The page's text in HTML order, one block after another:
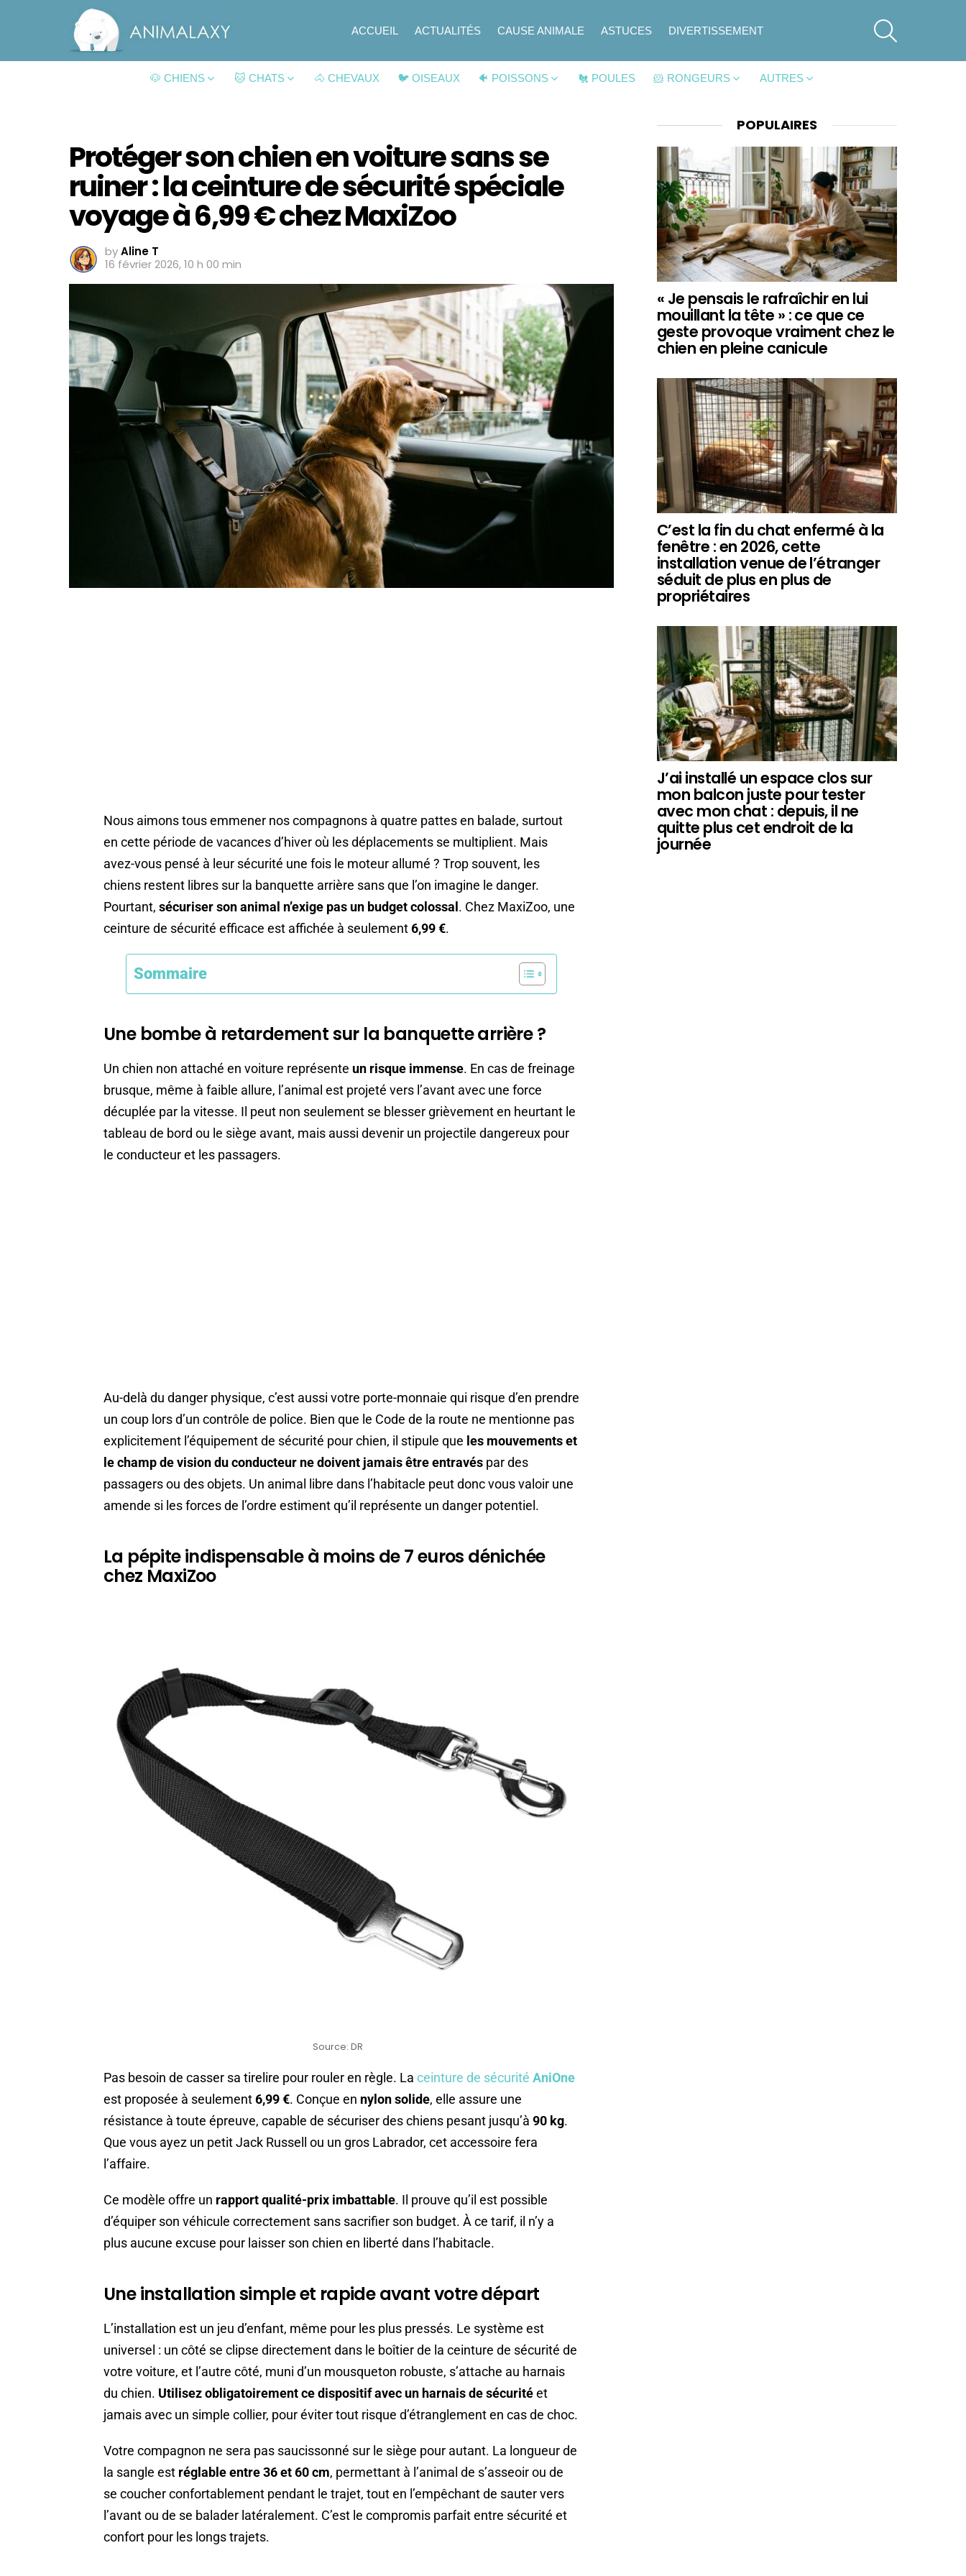
ACCUEIL ACTUALITÉS CAUSE ANIMALE ASTUCES DIVERTISSEMENT
🐶 CHIENS 🐱 CHATS 🐴 CHEVAUX 🐦 OISEAUX 🐠 POISSONS 🐔 POULES 🐹 RONGEURS AUTRES
Protéger son chien en voiture sans se
ruiner : la ceinture de sécurité spéciale
voyage à 6,99 € chez MaxiZoo
byAline T
16 février 2026, 10 h 00 min
Nous aimons tous emmener nos compagnons à quatre pattes en balade, surtout
en cette période de vacances d’hiver où les déplacements se multiplient. Mais
avez-vous pensé à leur sécurité une fois le moteur allumé ? Trop souvent, les
chiens restent libres sur la banquette arrière sans que l’on imagine le danger.
Pourtant, sécuriser son animal n’exige pas un budget colossal . Chez MaxiZoo, une
ceinture de sécurité efficace est affichée à seulement6,99 €.
Sommaire
Une bombe à retardement sur la banquette arrière ?
Un chien non attaché en voiture représente un risque immense. En cas de freinage
brusque, même à faible allure, l’animal est projeté vers l’avant avec une force
décuplée par la vitesse. Il peut non seulement se blesser grièvement en heurtant le
tableau de bord ou le siège avant, mais aussi devenir un projectile dangereux pour
le conducteur et les passagers.
Au-delà du danger physique, c’est aussi votre porte-monnaie qui risque d’en prendre
un coup lors d’un contrôle de police. Bien que le Code de la route ne mentionne pas
explicitement l’équipement de sécurité pour chien, il stipule que les mouvements et
le champ de vision du conducteur ne doivent jamais être entravés par des
passagers ou des objets. Un animal libre dans l’habitacle peut donc vous valoir une
amende si les forces de l’ordre estiment qu’il représente un danger potentiel.
La pépite indispensable à moins de 7 euros dénichée
chez MaxiZoo
Source: DR
Pas besoin de casser sa tirelire pour rouler en règle. La ceinture de sécurité AniOne
est proposée à seulement6,99 €. Conçue en nylon solide, elle assure une
résistance à toute épreuve, capable de sécuriser des chiens pesant jusqu’à 90 kg.
Que vous ayez un petit Jack Russell ou un gros Labrador, cet accessoire fera
l’affaire.
Ce modèle offre un rapport qualité-prix imbattable. Il prouve qu’il est possible
d’équiper son véhicule correctement sans sacrifier son budget. À ce tarif, il n’y a
plus aucune excuse pour laisser son chien en liberté dans l’habitacle.
Une installation simple et rapide avant votre départ
L’installation est un jeu d’enfant, même pour les plus pressés. Le système est
universel : un côté se clipse directement dans le boîtier de la ceinture de sécurité de
votre voiture, et l’autre côté, muni d’un mousqueton robuste, s’attache au harnais
du chien. Utilisez obligatoirement ce dispositif avec un harnais de sécuritéet
jamais avec un simple collier, pour éviter tout risque d’étranglement en cas de choc.
Votre compagnon ne sera pas saucissonné sur le siège pour autant. La longueur de
la sangle est réglable entre 36 et 60 cm, permettant à l’animal de s’asseoir ou de
se coucher confortablement pendant le trajet, tout en l’empêchant de sauter vers
l’avant ou de se balader latéralement. C’est le compromis parfait entre sécurité et
confort pour les longs trajets.
POPULAIRES
« Je pensais le rafraîchir en lui
mouillant la tête » : ce que ce
geste provoque vraiment chez le
chien en pleine canicule
C’est la fin du chat enfermé à la
fenêtre : en 2026, cette
installation venue de l’étranger
séduit de plus en plus de
propriétaires
J’ai installé un espace clos sur
mon balcon juste pour tester
avec mon chat : depuis, il ne
quitte plus cet endroit de la
journée